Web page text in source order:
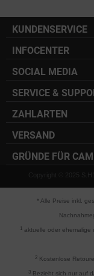
KUNDENSERVICE
INFOCENTER
SOCIAL MEDIA
SERVICE &
ZAHLARTEN
VERSAND
GRÜNDE FÜR
Copyright © 2025
* Alle Preise inkl.
aktuelle oder ehemalige
2Kostenlose
3 Bezieht sich nur auf